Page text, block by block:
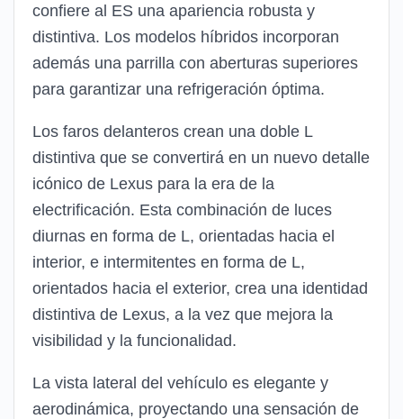
confiere al ES una apariencia robusta y
distintiva. Los modelos híbridos incorporan
además una parrilla con aberturas superiores
para garantizar una refrigeración óptima.
Los faros delanteros crean una doble L
distintiva que se convertirá en un nuevo detalle
icónico de Lexus para la era de la
electrificación. Esta combinación de luces
diurnas en forma de L, orientadas hacia el
interior, e intermitentes en forma de L,
orientados hacia el exterior, crea una identidad
distintiva de Lexus, a la vez que mejora la
visibilidad y la funcionalidad.
La vista lateral del vehículo es elegante y
aerodinámica, proyectando una sensación de